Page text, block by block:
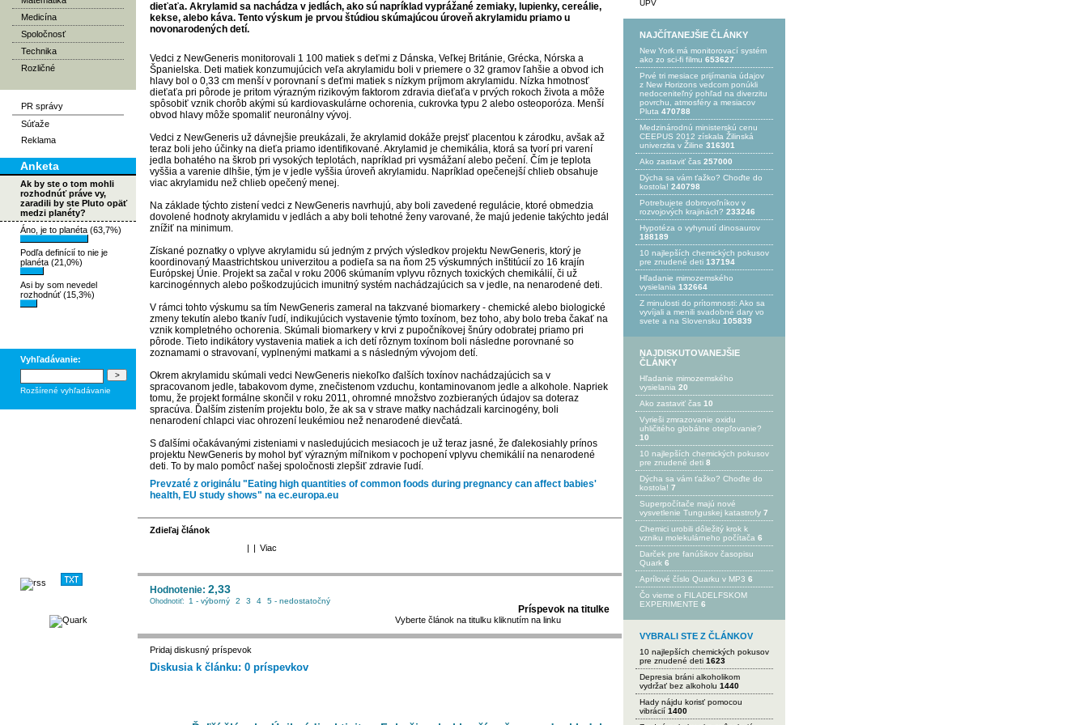
Medicína
Spoločnosť
Technika
Rozličné
PR správy
Súťaže
Reklama
Anketa
Ak by ste o tom mohli
rozhodnúť práve vy,
zaradili by ste Pluto opäť
medzi planéty?
Áno, je to planéta (63,7%)
Podľa definícií to nie je
planéta (21,0%)
Asi by som nevedel
rozhodnúť (15,3%)
Vyhľadávanie:
Rozšírené vyhľadávanie
dieťaťa. Akrylamid sa nachádza v jedlách, ako sú napríklad vyprážané zemiaky, lupienky, cereálie,
kekse, alebo káva. Tento výskum je prvou štúdiou skúmajúcou úroveň akrylamidu priamo u
novonarodených detí.
Vedci z NewGeneris monitorovali 1 100 matiek s deťmi z Dánska, Veľkej Británie, Grécka, Nórska a
Španielska. Deti matiek konzumujúcich veľa akrylamidu boli v priemere o 32 gramov ľahšie a obvod ich
hlavy bol o 0,33 cm menší v porovnaní s deťmi matiek s nízkym príjmom akrylamidu. Nízka hmotnosť
dieťaťa pri pôrode je pritom výrazným rizikovým faktorom zdravia dieťaťa v prvých rokoch života a môže
spôsobiť vznik chorôb akými sú kardiovaskulárne ochorenia, cukrovka typu 2 alebo osteoporóza. Menší
obvod hlavy môže spomaliť neuronálny vývoj.
Vedci z NewGeneris už dávnejšie preukázali, že akrylamid dokáže prejsť placentou k zárodku, avšak až
teraz boli jeho účinky na dieťa priamo identifikované. Akrylamid je chemikália, ktorá sa tvorí pri varení
jedla bohatého na škrob pri vysokých teplotách, napríklad pri vysmážaní alebo pečení. Čím je teplota
vyššia a varenie dlhšie, tým je v jedle vyššia úroveň akrylamidu. Napríklad opečenejší chlieb obsahuje
viac akrylamidu než chlieb opečený menej.
Na základe týchto zistení vedci z NewGeneris navrhujú, aby boli zavedené regulácie, ktoré obmedzia
dovolené hodnoty akrylamidu v jedlách a aby boli tehotné ženy varované, že majú jedenie takýchto jedál
znížiť na minimum.
Získané poznatky o vplyve akrylamidu sú jedným z prvých výsledkov projektu NewGeneris, ktorý je
koordinovaný Maastrichtskou univerzitou a podieľa sa na ňom 25 výskumných inštitúcií zo 16 krajín
Európskej Únie. Projekt sa začal v roku 2006 skúmaním vplyvu rôznych toxických chemikálií, či už
karcinogénnych alebo poškodzujúcich imunitný systém nachádzajúcich sa v jedle, na nenarodené deti.
V rámci tohto výskumu sa tím NewGeneris zameral na takzvané biomarkery - chemické alebo biologické
zmeny tekutín alebo tkanív ľudí, indikujúcich vystavenie týmto toxínom, bez toho, aby bolo treba čakať na
vznik kompletného ochorenia. Skúmali biomarkery v krvi z pupočníkovej šnúry odobratej priamo pri
pôrode. Tieto indikátory vystavenia matiek a ich detí rôznym toxínom boli následne porovnané so
zoznamami o stravovaní, vyplnenými matkami a s následným vývojom detí.
Okrem akrylamidu skúmali vedci NewGeneris niekoľko ďalších toxínov nachádzajúcich sa v
spracovanom jedle, tabakovom dyme, znečistenom vzduchu, kontaminovanom jedle a alkohole. Napriek
tomu, že projekt formálne skončil v roku 2011, ohromné množstvo zozbieraných údajov sa doteraz
spracúva. Ďalším zistením projektu bolo, že ak sa v strave matky nachádzali karcinogény, boli
nenarodení chlapci viac ohrození leukémiou než nenarodené dievčatá.
S ďalšími očakávanými zisteniami v nasledujúcich mesiacoch je už teraz jasné, že ďalekosiahly prínos
projektu NewGeneris by mohol byť výrazným míľnikom v pochopení vplyvu chemikálií na nenarodené
deti. To by malo pomôcť našej spoločnosti zlepšiť zdravie ľudí.
Prevzaté z originálu "Eating high quantities of common foods during pregnancy can affect babies'
health, EU study shows" na ec.europa.eu
Zdieľaj článok
| | Viac
Hodnotenie: 2,33
Ohodnotiť: 1 - výborný 2 3 4 5 - nedostatočný
Príspevok na titulke
Vyberte článok na titulku kliknutím na linku
Pridaj diskusný príspevok
Diskusia k článku: 0 príspevkov
UPV
NAJČÍTANEJŠIE ČLÁNKY
New York má monitorovací systém
ako zo sci-fi filmu 653627
Prvé tri mesiace prijímania údajov
z New Horizons vedcom ponúkli
nedoceniteľný pohľad na diverzitu
povrchu, atmosféry a mesiacov
Pluta 470788
Medzinárodnú ministerskú cenu
CEEPUS 2012 získala Žilinská
univerzita v Žiline 316301
Ako zastaviť čas 257000
Dýcha sa vám ťažko? Choďte do
kostola! 240798
Potrebujet​e dobrovoľníkov v
rozvojovýc​h krajinách? 233246
Hypotéza o vyhynutí dinosaurov
188189
10 najlepších chemických pokusov
pre znudené deti 137194
Hľadanie mimozemského
vysielania 132664
Z minulosti do prítomnosti: Ako sa
vyvíjali a menili svadobné dary vo
svete a na Slovensku 105839
NAJDISKUTOVANEJŠIE
ČLÁNKY
Hľadanie mimozemského
vysielania 20
Ako zastaviť čas 10
Vyrieši zmrazovanie oxidu
uhličitého globálne otepľovanie?
10
10 najlepších chemických pokusov
pre znudené deti 8
Dýcha sa vám ťažko? Choďte do
kostola! 7
Superpočítače majú nové
vysvetlenie Tunguskej katastrofy 7
Chemici urobili dôležitý krok k
vzniku molekulárneho počítača 6
Darček pre fanúšikov časopisu
Quark 6
Aprílové číslo Quarku v MP3 6
Čo vieme o FILADELFSKOM
EXPERIMENTE 6
VYBRALI STE Z ČLÁNKOV
10 najlepších chemických pokusov
pre znudené deti 1623
Depresia bráni alkoholikom
vydržať bez alkoholu 1440
Hady nájdu korisť pomocou
vibrácií 1400